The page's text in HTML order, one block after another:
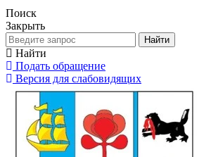
Поиск
Закрыть
Найти
Найти
Подать обращение
Версия для слабовидящих